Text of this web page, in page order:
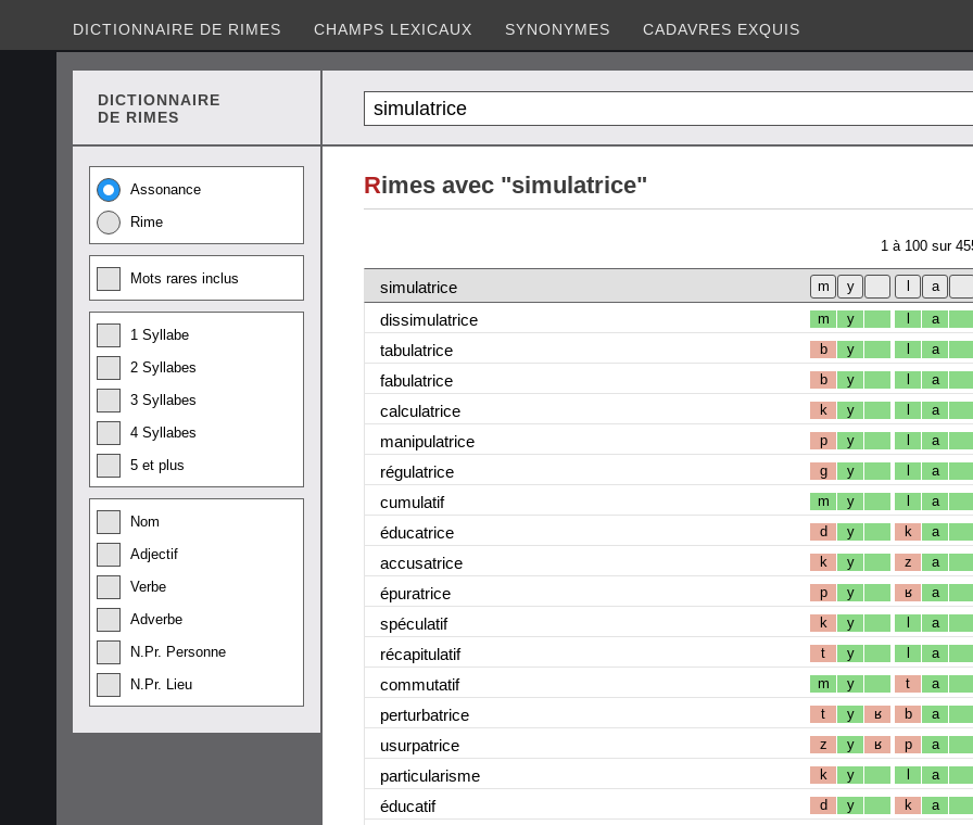
DICTIONNAIRE DE RIMES CHAMPS LEXICAUX SYNONYMES CADAVRES EXQUIS
DICTIONNAIRE
DE RIMES
Assonance
Rime
Mots rares inclus
1 Syllabe
2 Syllabes
3 Syllabes
4 Syllabes
5 et plus
Nom
Adjectif
Verbe
Adverbe
N.Pr. Personne
N.Pr. Lieu
Rimes avec "simulatrice"
1 à 100 sur
simulatrice
dissimulatrice
m y l a
tabulatrice b y l a
fabulatrice b y l a
calculatrice k y l a
manipulatrice p y l a
régulatrice g y l a
cumulatif m y l a
éducatrice d y k a
accusatrice k y z a
épuratrice p y ʁ a
spéculatif k y l a
récapitulatif t y l a
commutatif m y t a
perturbatrice t y ʁ b a
usurpatrice z y ʁ p a
particularisme k y l a
éducatif d y k a